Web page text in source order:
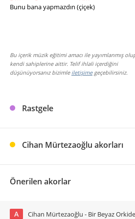
Bunu bana yapmazdın (çiçek)
Bu içerik müzik eğitimi amacı ile yayımlanmış
kendi sahiplerine aittir. Telif ihlali içerdiğini
düşünüyorsanız bizimle iletişimegeçebilirsiniz.
Rastgele
Cihan Mürtezaoğlu akorları
Önerilen akorlar
A Cihan Mürtezaoğlu - Bir Beyaz Orkide